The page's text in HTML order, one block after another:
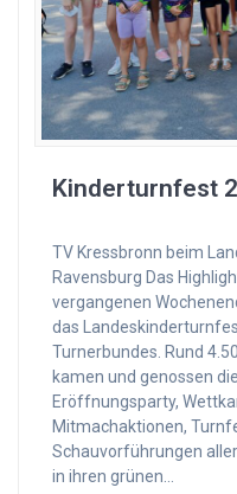
Kinderturnfest
TV Kressbronn beim
Ravensburg Das
vergangenen
das
Turnerbundes. Rund
kamen und genossen
Eröffnungsparty,
Mitmachaktionen,
Schauvorführungen
in ihren grünen…